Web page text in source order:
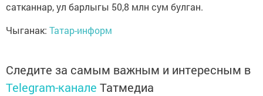
сатканнар, ул барлыгы 50,8 млн сум булган.
Чыганак: Татар-информ
Следите за самым важным и интересным в
Telegram-канале Татмедиа